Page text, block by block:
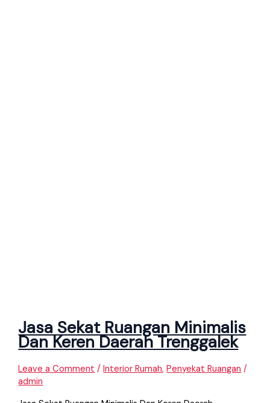
Jasa Sekat Ruangan Minimalis
Dan Keren Daerah Trenggalek
Leave a Comment /Interior Rumah,Penyekat Ruangan /
admin